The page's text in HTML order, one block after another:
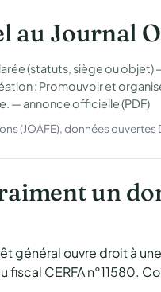
au Journal
(statuts, siège ou objet)
: Promouvoir et
— annonce officielle (PDF)
(JOAFE), données ouvertes
un
général ouvre droit à
fiscal CERFA n°11580.